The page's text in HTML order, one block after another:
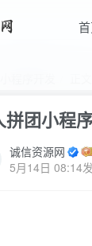
拼团小程
诚信资源网
5月14日 08:14